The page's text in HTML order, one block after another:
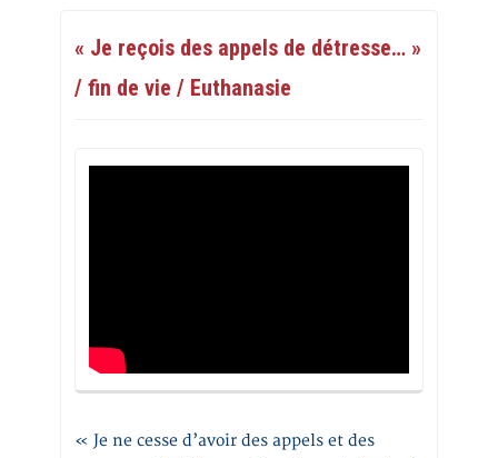
« Je reçois des appels de détresse… »
/ fin de vie / Euthanasie
« Je ne cesse d’avoir des appels et des